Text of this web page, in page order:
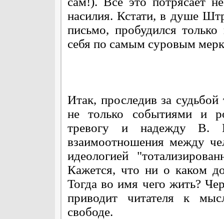
насилия. Кстати, в душе
письмо, пробудился
себя по самым суровым
Итак, проследив за
не только событиями и
тревогу и надежду В.
взаимоотношения между
идеологией
Кажется, что ни о каком
Тогда во имя чего жить?
приводит читателя к
свободе.